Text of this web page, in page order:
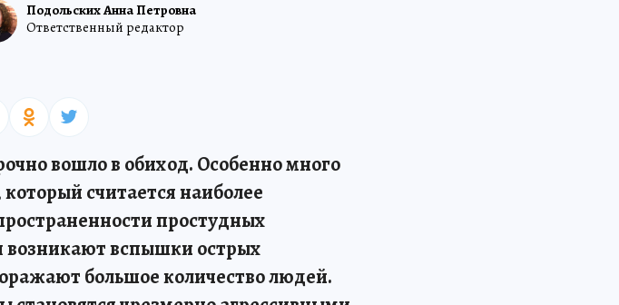
Подольских Анна Петровна
Ответственный редактор
вошло в обиход. Особенно много
считается наиболее
простудных
возникают вспышки острых
большое количество людей.